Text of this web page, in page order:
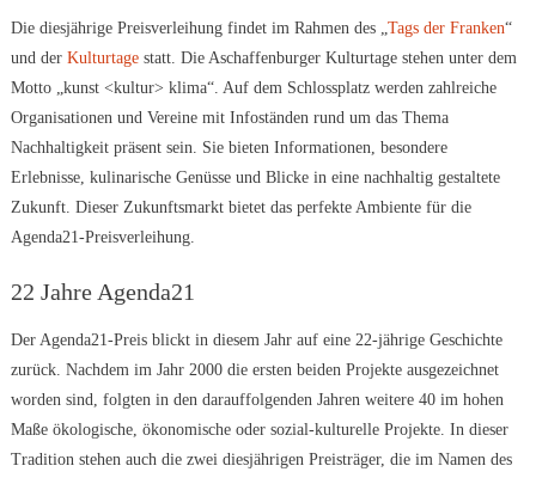
Die diesjährige Preisverleihung findet im Rahmen des „ Tags der Franken“
und der Kulturtagestatt. Die Aschaffenburger Kulturtage stehen unter dem
Motto „kunst <kultur> klima“. Auf dem Schlossplatz werden zahlreiche
Organisationen und Vereine mit Infoständen rund um das Thema
Nachhaltigkeit präsent sein. Sie bieten Informationen, besondere
Erlebnisse, kulinarische Genüsse und Blicke in eine nachhaltig gestaltete
Zukunft. Dieser Zukunftsmarkt bietet das perfekte Ambiente für die
Agenda21-Preisverleihung.
22 Jahre Agenda21
Der Agenda21-Preis blickt in diesem Jahr auf eine 22-jährige Geschichte
zurück. Nachdem im Jahr 2000 die ersten beiden Projekte ausgezeichnet
worden sind, folgten in den darauffolgenden Jahren weitere 40 im hohen
Maße ökologische, ökonomische oder sozial-kulturelle Projekte. In dieser
Tradition stehen auch die zwei diesjährigen Preisträger, die im Namen des